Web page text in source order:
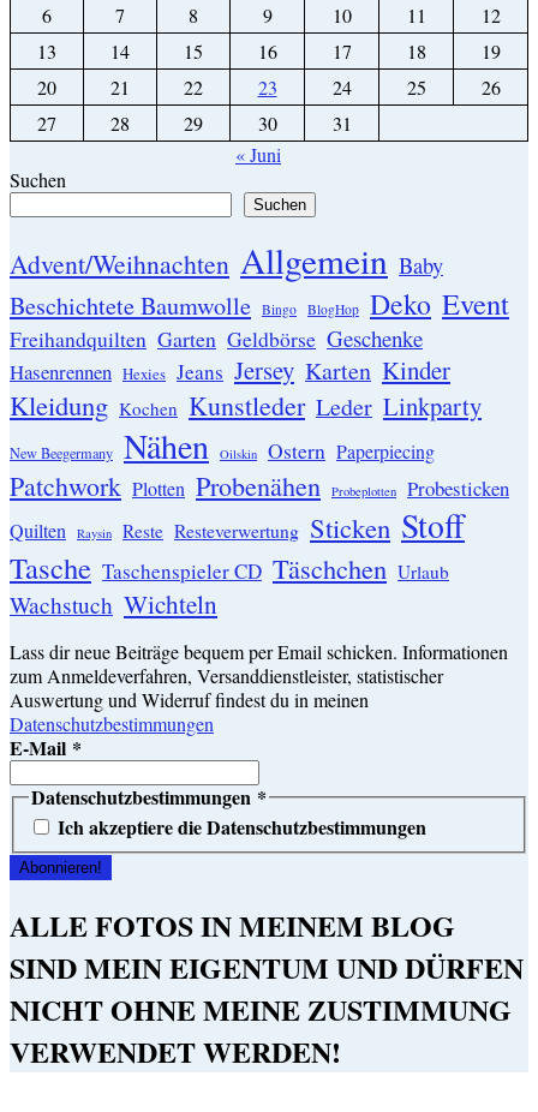
6
7 8 9 10 11
12
13
14 15 16 17 18
19
20
21 22 23 24 25
26
27
28 29 30
31
« Juni
Suchen
Suchen
Advent/Weihnachten Allgemein Baby
Beschichtete Baumwolle Bingo BlogHop Deko Event
Freihandquilten Garten Geldbörse Geschenke
Hasenrennen Hexies Jeans Jersey Karten Kinder
Kleidung Kochen Kunstleder Leder Linkparty
New Beegermany Nähen Oilskin Ostern Paperpiecing
Patchwork Plotten Probenähen Probeplotten Probesticken
Quilten Raysin Reste Resteverwertung Sticken Stoff
Tasche Taschenspieler CD Täschchen Urlaub
Wachstuch Wichteln
Lass dir neue Beiträge bequem per Email schicken. Informationen
zum Anmeldeverfahren, Versanddienstleister, statistischer
Auswertung und Widerruf findest du in meinen
Datenschutzbestimmungen
E-Mail *
Datenschutzbestimmungen *
Ich akzeptiere die Datenschutzbestimmungen
ALLE FOTOS IN MEINEM BLOG
SIND MEIN EIGENTUM UND DÜRFEN
NICHT OHNE MEINE ZUSTIMMUNG
VERWENDET WERDEN!